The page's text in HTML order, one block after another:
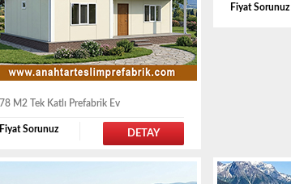
78 M2 Tek Katlı Prefabrik Ev
Fiyat Sorunuz DETAY
Fiyat Sorunuz